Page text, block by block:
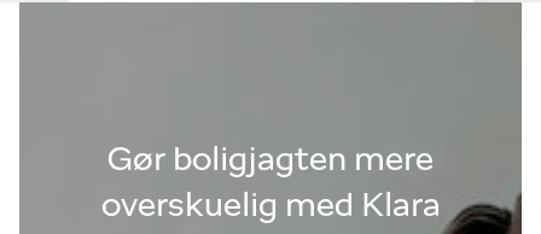
Gør boligjagten mere
overskuelig med Klara